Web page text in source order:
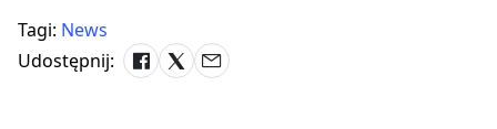
Tagi: News
Udostępnij: